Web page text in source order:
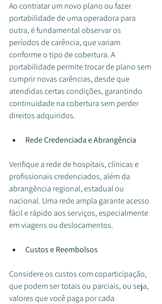
Ao contratar um novo plano ou fazer
portabilidade de uma operadora para
outra, é fundamental observar os
períodos de carência, que variam
conforme o tipo de cobertura. A
portabilidade permite trocar de plano sem
cumprir novas carências, desde que
atendidas certas condições, garantindo
continuidade na cobertura sem perder
direitos adquiridos.
Rede Credenciada e Abrangência
Verifique a rede de hospitais, clínicas e
profissionais credenciados, além da
abrangência regional, estadual ou
nacional. Uma rede ampla garante acesso
fácil e rápido aos serviços, especialmente
em viagens ou deslocamentos.
Custos e Reembolsos
Considere os custos com coparticipação,
que podem ser totais ou parciais, ou seja,
valores que você paga por cada